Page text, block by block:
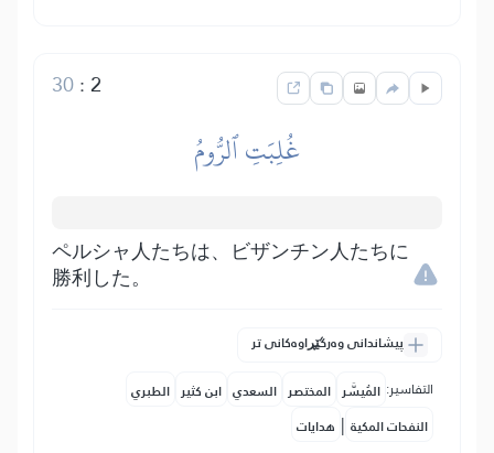
2
:
30
غُلِبَتِ ٱلرُّومُ
ペルシャ人たちは、ビザンチン人たちに
勝利した。
پیشاندانی وەرگێڕاوەکانی تر
التفاسير: المُيسَّر المختصر السعدي ابن كثير الطبري
النفحات المكية | هدايات